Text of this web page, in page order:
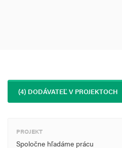
(4) DODÁVATEĽ V PROJEKTOCH
PROJEKT
Spoločne hľadáme prácu